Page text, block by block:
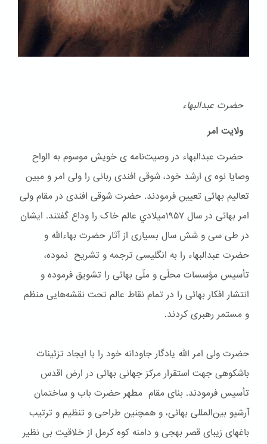
حضرت عبدالبهاء
ولایت امر
حضرت عبدالبهاء در وصیت‌نامه ی خویش موسوم به الواح
وصایا نوه ی ارشد خود، شوقی افندی ربانی را ولی امر و مبین
تعالیم بهائی تعیین فرمودند. حضرت شوقی افندی در مقام ولی
امر بهائی در سال ۱۹۵۷ميلادي عالم خاک را وداع گفتند. ایشان
در طی سی و شش سال بسیاری از آثار حضرت بهاءالله و
حضرت عبدالبهاء را به انگلیسی ترجمه و تشریح نموده،
تأسیس مؤسسات محلّی و ملّی بهائی را تشویق فرموده و
انتشار افکار بهائی را در تمام نقاط عالم تحت نقشه‌هایی منظم
و مستمر رهبری کردند.
حضرت ولی امر الله یادگار جاودانه خود را با ایجاد تزئینات
باشكوهی جهت استقرار مرکز جهانی بهائی در ارض اقدس
تأسیس فرمودند. بنای مقام مطهر حضرت باب و ساختمان
آرشیو بین‌المللی بهائی، و همچنین طراحی و تنظیم و ترتیب
باغهای زیبای قصر بهجی و دامنه کوه کرمل از خلاقیت بی نظیر